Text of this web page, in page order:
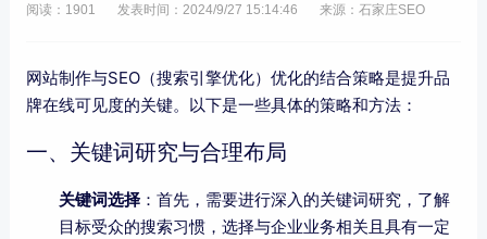
阅读：1901 发表时间：2024/9/27 15:14:46 来源：石家庄SEO
网站制作与SEO（搜索引擎优化）优化的结合策略是提升品
牌在线可见度的关键。以下是一些具体的策略和方法：
一、关键词研究与合理布局
关键词选择：首先，需要进行深入的关键词研究，了解
目标受众的搜索习惯，选择与企业业务相关且具有一定